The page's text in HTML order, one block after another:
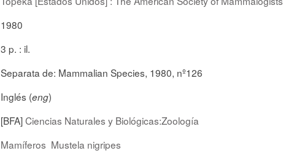
1980
3 p. : il.
Separata de: Mammalian Species, 1980, nº126
Inglés (eng)
[BFA]Ciencias Naturales y Biológicas:Zoología
Mamíferos Mustela nigripes